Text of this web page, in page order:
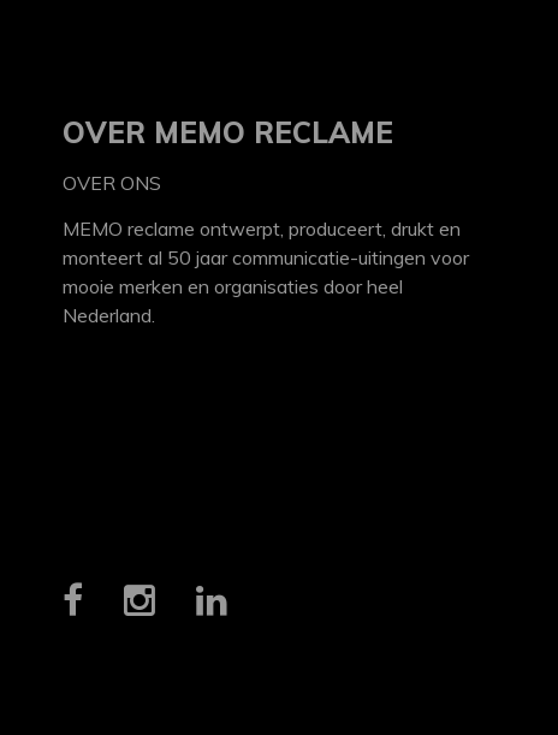
OVER MEMO RECLAME
OVER ONS
MEMO reclame ontwerpt, produceert, drukt en
monteert al 50 jaar communicatie-uitingen voor
mooie merken en organisaties door heel
Nederland.